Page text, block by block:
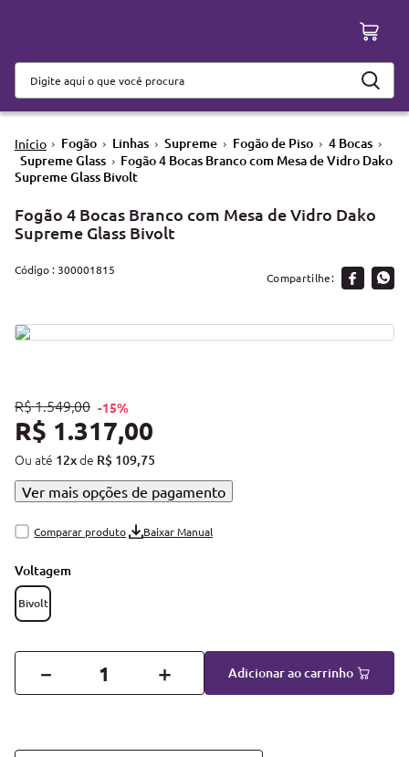
Fogão Linhas Supreme Fogão de Piso
4 Bocas
Supreme Glass
Fogão 4 Bocas Branco com Mesa de Vidro Dako
Supreme Glass Bivolt
Fogão 4 Bocas Branco com Mesa de Vidro Dako
Supreme Glass Bivolt
:300001815
R$1.549,00 -15%
R$ 1.317,00
Ou até 12xde R$ 109,75
Ver mais opções de pagamento
Baixar Manual
Voltagem
Bivolt
＋
－ Adicionar ao carrinho